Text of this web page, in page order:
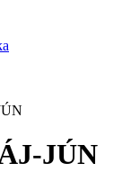
JÚN